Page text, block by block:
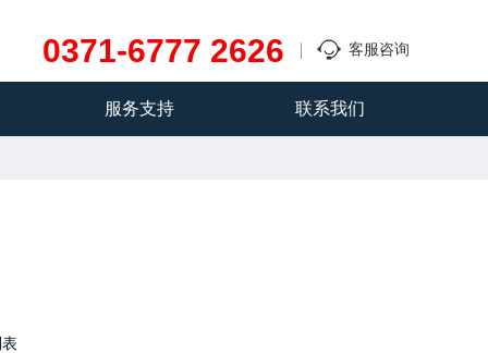
0371-6777 2626 客服咨询
服务支持 联系我们